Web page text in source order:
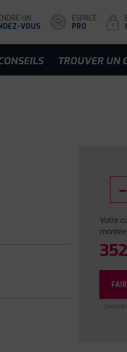
UN
VOUS
ESPACE
PRO
TROUVER UN
Votre
352
Sous